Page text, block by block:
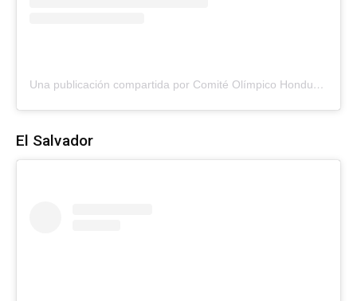
Una publicación compartida por Comité Olímpico Hondureño (@comiteolimpicohn)
El Salvador